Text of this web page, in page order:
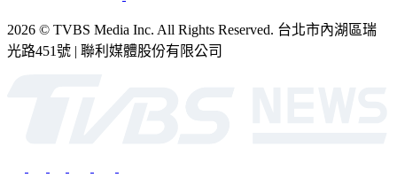
2026 © TVBS Media Inc. All Rights Reserved. 台北市內湖區瑞
光路451號 | 聯利媒體股份有限公司